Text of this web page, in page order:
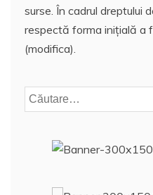
surse. În cadrul dreptului
respectă forma inițială a
(modifica).
Caută
după: